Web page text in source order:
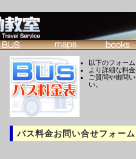
以下のフォー
より詳細な料
ご質問や御問
い。
バス料金お問い合せフォーム